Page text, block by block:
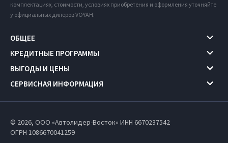
комплектациях, стоимости, условиях приобретения и оформления уточняйте
у официальных дилеров VOYAH.
ОБЩЕЕ
КРЕДИТНЫЕ ПРОГРАММЫ
ВЫГОДЫ И ЦЕНЫ
СЕРВИСНАЯ ИНФОРМАЦИЯ
© 2026, ООО «Автолидер-Восток» ИНН 6670237542
ОГРН 1086670041259